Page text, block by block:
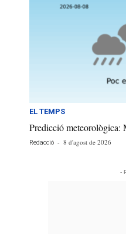
EL TEMPS
Predicció meteorològica:
Redacció - 8 d'agost de 2026
-